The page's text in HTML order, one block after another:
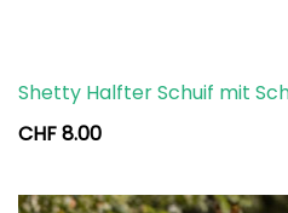
Shetty Halfter Schuif mit
CHF8.00